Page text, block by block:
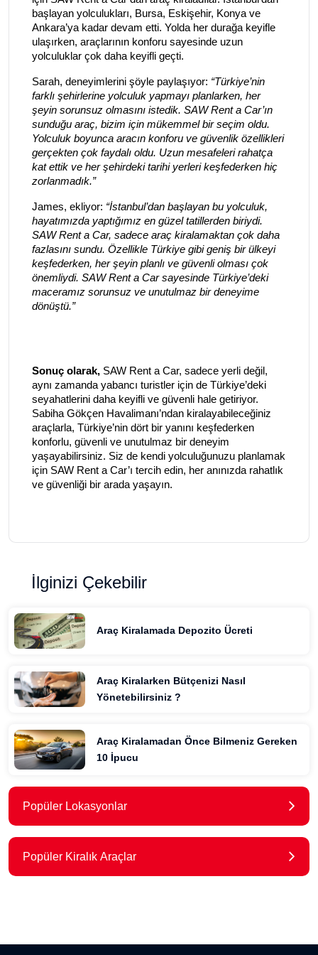
başlayan yolculukları, Bursa, Eskişehir, Konya ve
Ankara’ya kadar devam etti. Yolda her durağa keyifle
ulaşırken, araçlarının konforu sayesinde uzun
yolculuklar çok daha keyifli geçti.
Sarah, deneyimlerini şöyle paylaşıyor: “Türkiye’nin
farklı şehirlerine yolculuk yapmayı planlarken, her
şeyin sorunsuz olmasını istedik. SAW Rent a Car’ın
sunduğu araç, bizim için mükemmel bir seçim oldu.
Yolculuk boyunca aracın konforu ve güvenlik özellikleri
gerçekten çok faydalı oldu. Uzun mesafeleri rahatça
kat ettik ve her şehirdeki tarihi yerleri keşfederken hiç
zorlanmadık.”
James, ekliyor: “İstanbul’dan başlayan bu yolculuk,
hayatımızda yaptığımız en güzel tatillerden biriydi.
SAW Rent a Car, sadece araç kiralamaktan çok daha
fazlasını sundu. Özellikle Türkiye gibi geniş bir ülkeyi
keşfederken, her şeyin planlı ve güvenli olması çok
önemliydi. SAW Rent a Car sayesinde Türkiye’deki
maceramız sorunsuz ve unutulmaz bir deneyime
dönüştü.”
Sonuç olarak, SAW Rent a Car, sadece yerli değil,
aynı zamanda yabancı turistler için de Türkiye’deki
seyahatlerini daha keyifli ve güvenli hale getiriyor.
Sabiha Gökçen Havalimanı’ndan kiralayabileceğiniz
araçlarla, Türkiye’nin dört bir yanını keşfederken
konforlu, güvenli ve unutulmaz bir deneyim
yaşayabilirsiniz. Siz de kendi yolculuğunuzu planlamak
için SAW Rent a Car’ı tercih edin, her anınızda rahatlık
ve güvenliği bir arada yaşayın.
İlginizi Çekebilir
Araç Kiralamada Depozito Ücreti
Araç Kiralarken Bütçenizi Nasıl
Yönetebilirsiniz ?
Araç Kiralamadan Önce Bilmeniz Gereken
10 İpucu
Popüler Lokasyonlar
Popüler Kiralık Araçlar